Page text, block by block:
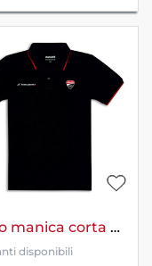
Polo manica corta uomo - DC Logo
disponibili